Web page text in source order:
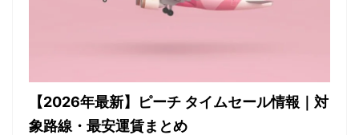
【2026年最新】ピーチ タイムセール情報｜対
象路線・最安運賃まとめ